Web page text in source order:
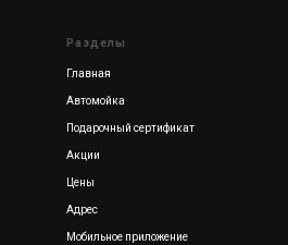
Разделы
Главная
Автомойка
Подарочный сертификат
Акции
Цены
Адрес
Мобильное приложение